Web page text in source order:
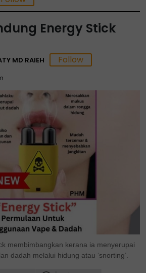
Energy Stick
MD RAIEH
membimbangkan kerana ia menyerupai
dadah melalui hidung atau ‘snorting’.